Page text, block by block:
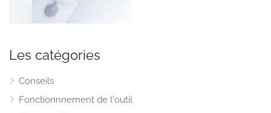
Les catégories
Conseils
Fonctionnnement de l'outil